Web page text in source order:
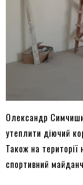
Олександр
утеплити діючий
Також на
спортивний